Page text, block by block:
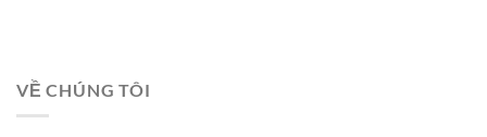
VỀ CHÚNG TÔI